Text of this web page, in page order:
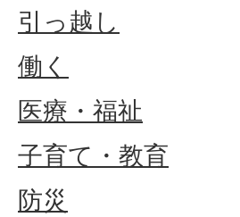
引っ越し
働く
医療・福祉
子育て・教育
防災